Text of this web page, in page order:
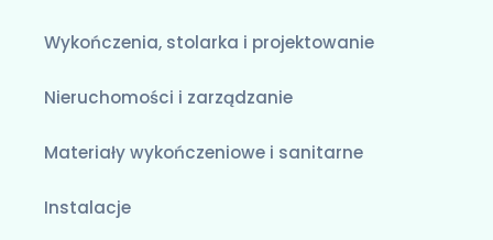
Wykończenia, stolarka i projektowanie
Nieruchomości i zarządzanie
Materiały wykończeniowe i sanitarne
Instalacje